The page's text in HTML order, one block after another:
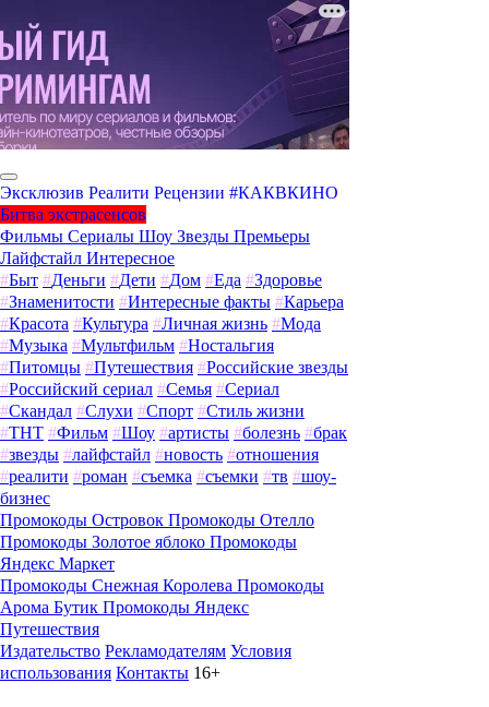
Эксклюзив Реалити Рецензии #КАКВКИНО
Битва экстрасенсов
Фильмы Сериалы Шоу Звезды Премьеры
Лайфстайл Интересное
#Быт #Деньги #Дети #Дом #Еда #Здоровье
#Знаменитости #Интересные факты #Карьера
#Красота #Культура #Личная жизнь #Мода
#Музыка #Мультфильм #Ностальгия
#Питомцы #Путешествия #Российские звезды
#Российский сериал #Семья #Сериал
#Скандал #Слухи #Спорт #Стиль жизни
#ТНТ #Фильм #Шоу #артисты #болезнь #брак
#звезды #лайфстайл #новость #отношения
#реалити #роман #съемка #съемки #тв #шоу-
бизнес
Промокоды Островок Промокоды Отелло
Промокоды Золотое яблоко Промокоды
Яндекс Маркет
Промокоды Снежная Королева Промокоды
Арома Бутик Промокоды Яндекс
Путешествия
Издательство Рекламодателям Условия
использования Контакты 16+